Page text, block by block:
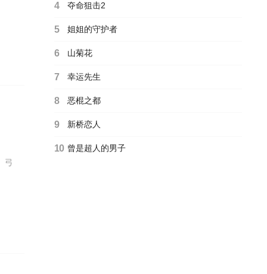
弓
4 夺命狙击2
5 姐姐的守护者
6 山菊花
7 幸运先生
8 恶棍之都
9 新桥恋人
10 曾是超人的男子